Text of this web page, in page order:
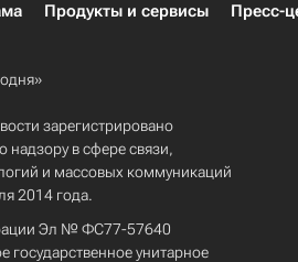
Продукты и сервисы Пресс-
зарегистрировано
надзору в сфере связи,
и массовых коммуникаций
2014 года.
Эл № ФС77-57640
государственное унитарное